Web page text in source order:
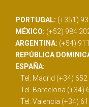
PORTUGAL: (+351)
MÉXICO: (+52) 984
ARGENTINA: (+54)
REPÚBLICA
ESPAÑA:
Tel. Madrid (+34) 652
Tel. Barcelona (+34)
Tel. Valencia (+34)